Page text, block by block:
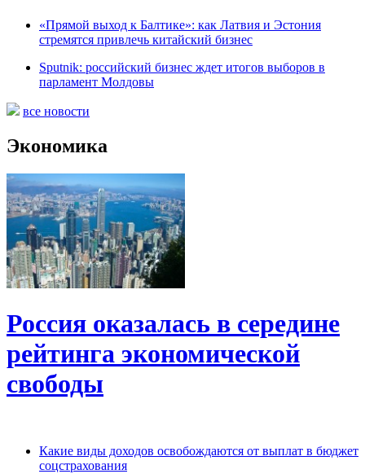
«Прямой выход к Балтике»: как Латвия и Эстония
стремятся привлечь китайский бизнес
Sputnik: российский бизнес ждет итогов выборов в
парламент Молдовы
все новости
Экономика
Россия оказалась в середине
рейтинга экономической
свободы
Какие виды доходов освобождаются от выплат в бюджет
соцстрахования